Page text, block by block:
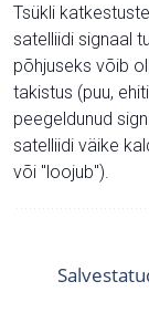
Tsükli
satelliidi signaal
põhjuseks võib
takistus (puu,
peegeldunud
satelliidi väike
või "loojub").